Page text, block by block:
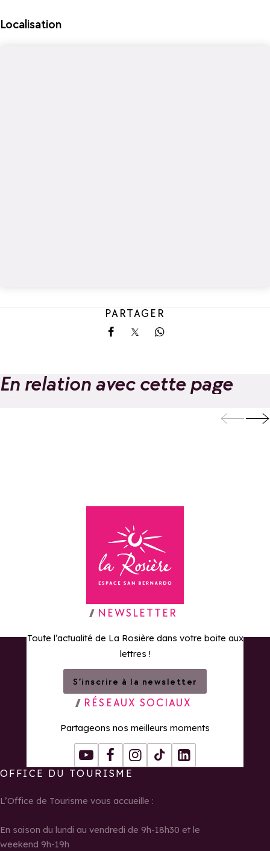
Localisation
PARTAGER
Partager sur Facebook
Partager sur X
Partager sur
En relation avec cette page
Oxygène École
Ski et
Retour à la page d'accueil
NEWSLETTER
Toute l’actualité de La Rosière dans votre boite aux
lettres !
S’inscrire à la newsletter
RÉSEAUX SOCIAUX
Partageons nos meilleurs moments
YoutubeFacebookInstagram
Tiktok LinkedIn
OFFICE DU TOURISME
L’Office de Tourisme vous accueille :
En saison du lundi au vendredi de 9h-18h30 et le
weekend 9h-19h